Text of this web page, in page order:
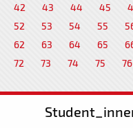
42
43 44 45
52
53 54 55
62
63 64 65
72
73 74 75 76